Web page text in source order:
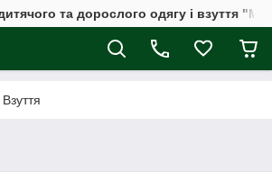
та дорослого одягу і взуття
Взуття